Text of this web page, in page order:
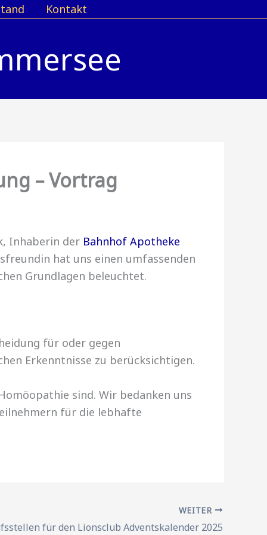
Kontakt
– Vortrag
Inhaberin der Bahnhof Apotheke
hat uns einen umfassenden
Grundlagen beleuchtet.
für oder gegen
Erkenntnisse zu berücksichtigen.
sind. Wir bedanken uns
für die lebhafte
WEITER
für den Lionsclub Adventskalender 2025